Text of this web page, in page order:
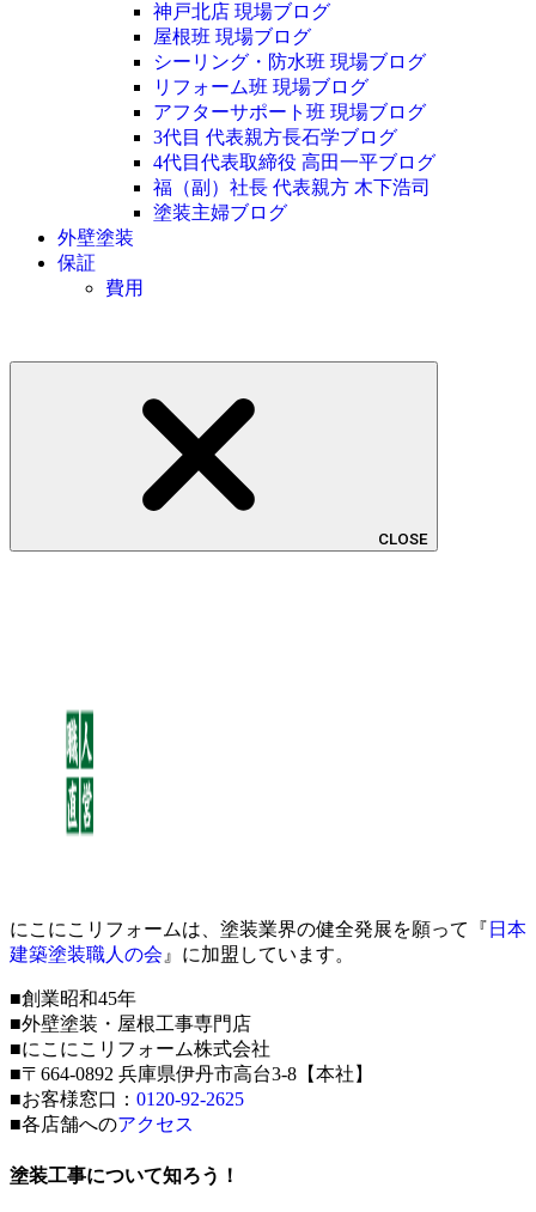
神戸北店 現場ブログ
屋根班 現場ブログ
シーリング・防水班 現場ブログ
リフォーム班 現場ブログ
アフターサポート班 現場ブログ
3代目 代表親方長石学ブログ
4代目代表取締役 高田一平ブログ
福（副）社長 代表親方 木下浩司
塗装主婦ブログ
外壁塗装
保証
費用
CLOSE
にこにこリフォームは、塗装業界の健全発展を願って『 日本
建築塗装職人の会 』に加盟しています。
■創業昭和45年
■外壁塗装・屋根工事専門店
■にこにこリフォーム株式会社
■〒664-0892 兵庫県伊丹市高台3-8【本社】
■お客様窓口： 0120-92-2625
■各店舗へのアクセス
塗装工事について知ろう！